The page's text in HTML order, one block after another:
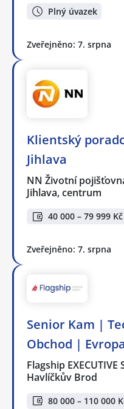
Plný úvazek
Zveřejněno: 7. srpna
Klientský
Jihlava
NN Životní
Jihlava, centrum
40 000 – 79 999 Kč
Zveřejněno: 7. srpna
Senior Kam |
Obchod |
Flagship EXECUTIVE
Havlíčkův Brod
80 000 – 110 000